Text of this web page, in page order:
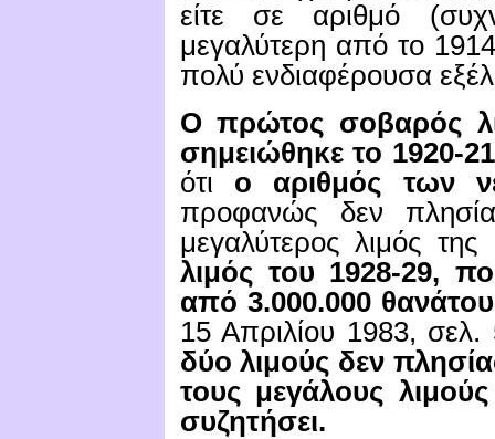
είτε σε αριθμό
μεγαλύτερη από το
πολύ ενδιαφέρουσα
Ο πρώτος σοβαρός
σημειώθηκε το 1920-21
ότι ο αριθμός των
προφανώς δεν
μεγαλύτερος λιμός της
λιμός του 1928-29,
από 3.000.000
15 Απριλίου 1983, σελ.
δύο λιμούς δεν
τους μεγάλους
συζητήσει.